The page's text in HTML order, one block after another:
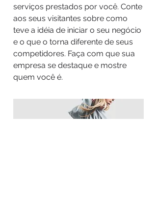
serviços prestados por você. Conte
aos seus visitantes sobre como
teve a idéia de iniciar o seu negócio
e o que o torna diferente de seus
competidores. Faça com que sua
empresa se destaque e mostre
quem você é.